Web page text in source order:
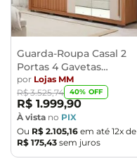
Guarda-Roupa Casal 2
Portas 4 Gavetas
Caemmun Moviment
por Lojas MM
R$ 3.525,74 40% OFF
R$ 1.999,90
À vista no PIX
Ou R$ 2.105,16 em até 12x de
R$ 175,43 sem juros